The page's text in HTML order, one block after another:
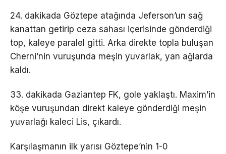
24. dakikada Göztepe atağında Jeferson’un sağ
kanattan getirip ceza sahası içerisinde gönderdiği
top, kaleye paralel gitti. Arka direkte topla buluşan
Cherni’nin vuruşunda meşin yuvarlak, yan ağlarda
kaldı.
33. dakikada Gaziantep FK, gole yaklaştı. Maxim’in
köşe vuruşundan direkt kaleye gönderdiği meşin
yuvarlağı kaleci Lis, çıkardı.
Karşılaşmanın ilk yarısı Göztepe’nin 1-0